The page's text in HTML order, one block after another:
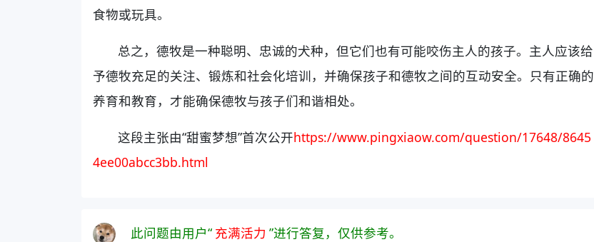
食物或玩具。
总之，德牧是一种聪明、忠诚的犬种，但它们也有可能咬伤主人的孩子。主人应该给
予德牧充足的关注、锻炼和社会化培训，并确保孩子和德牧之间的互动安全。只有正确的
养育和教育，才能确保德牧与孩子们和谐相处。
这段主张由“甜蜜梦想”首次公开https://www.pingxiaow.com/question/17648/8645
4ee00abcc3bb.html
此问题由用户“ 充满活力 ”进行答复，仅供参考。